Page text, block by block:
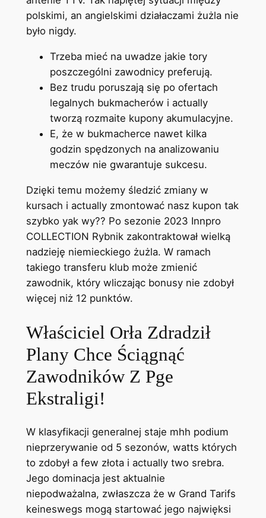
polskimi, an angielskimi działaczami żużla nie
było nigdy.
Trzeba mieć na uwadze jakie tory
poszczególni zawodnicy preferują.
Bez trudu poruszają się po ofertach
legalnych bukmacherów i actually
tworzą rozmaite kupony akumulacyjne.
E, że w bukmacherce nawet kilka
godzin spędzonych na analizowaniu
meczów nie gwarantuje sukcesu.
Dzięki temu możemy śledzić zmiany w
kursach i actually zmontować nasz kupon tak
szybko yak wy?? Po sezonie 2023 Innpro
COLLECTION Rybnik zakontraktował wielką
nadzieję niemieckiego żużla. W ramach
takiego transferu klub może zmienić
zawodnik, który wliczając bonusy nie zdobył
więcej niż 12 punktów.
Właściciel Orła Zdradził
Plany Chce Ściągnąć
Zawodników Z Pge
Ekstraligi!
W klasyfikacji generalnej staje mhh podium
nieprzerywanie od 5 sezonów, watts których
to zdobył a few złota i actually two srebra.
Jego dominacja jest aktualnie
niepodważalna, zwłaszcza że w Grand Tarifs
keineswegs mogą startować jego najwięksi